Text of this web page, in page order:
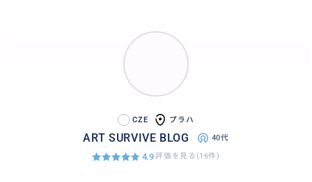
CZE プラハ
ART SURVIVE BLOG 40代
4.9評価を見る(16件)